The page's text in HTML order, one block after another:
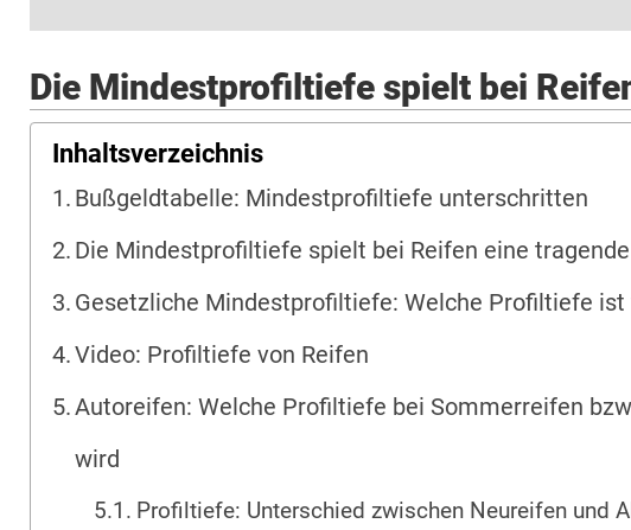
Die Mindestprofiltiefe spielt bei
Inhaltsverzeichnis
Bußgeldtabelle: Mindestprofiltiefe unterschritten
Die Mindestprofiltiefe spielt bei Reifen eine
Gesetzliche Mindestprofiltiefe: Welche Profiltiefe ist
Video: Profiltiefe von Reifen
Autoreifen: Welche Profiltiefe bei Sommerreifen
wird
Profiltiefe: Unterschied zwischen Neureifen und